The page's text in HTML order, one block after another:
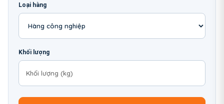
Loại hàng
Khối lượng